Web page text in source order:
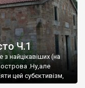
Ч.1
найцікавіших (на
.Ну,але
цей субєктивізм,